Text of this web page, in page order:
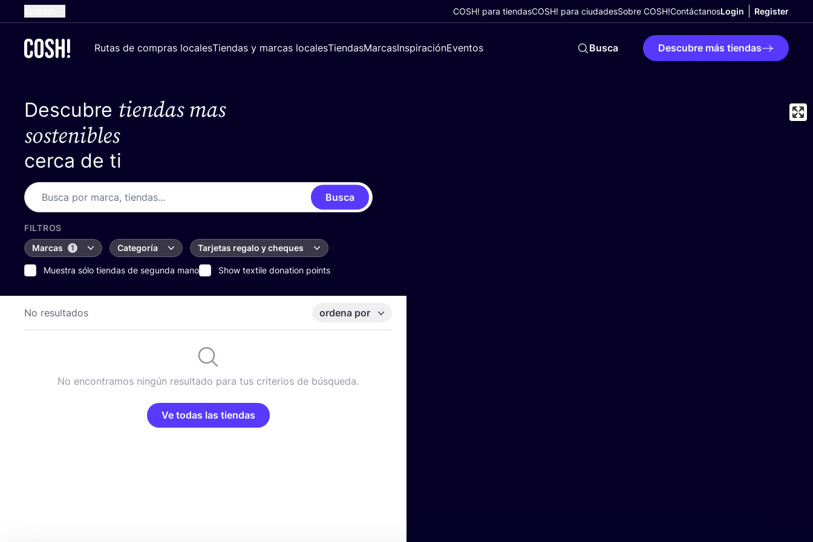
Dutch
German
COSH! para tiendasCOSH! para ciudadesSobre COSH!ContáctanosLogin Register
Rutas de compras localesTiendas y marcas localesTiendasMarcasInspiraciónEventos Busca Descubre más tiendas
Descubre tiendas mas
sostenibles
cerca de ti
Busca
FILTROS
Marcas
1 Categoría Tarjetas regalo y cheques
Muestra sólo tiendas de segunda mano Show textile donation points
No resultados ordena por
No encontramos ningún resultado para tus criterios de búsqueda.
Ve todas las tiendas